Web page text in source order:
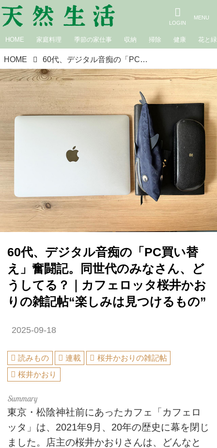
HOME 家庭料理 季節の家仕事 収納 掃除 健康 花と緑
HOME 60代、デジタル音痴の「PC買い替え」奮闘記。同世代のみなさん、どうしてる？｜カフェロッタ桜井かおりの雑記帖“楽しみは見つけるもの”
60代、デジタル音痴の「PC買い替
え」奮闘記。同世代のみなさん、ど
うしてる？｜カフェロッタ桜井かお
りの雑記帖“楽しみは見つけるもの”
2025-09-18
読みもの 連載
桜井かおりの雑記帖
桜井かおり
東京・松陰神社前にあったカフェ「カフェロ
ッタ」は、2021年9月、20年の歴史に幕を閉じ
ました。店主の桜井かおりさんは、どんなと